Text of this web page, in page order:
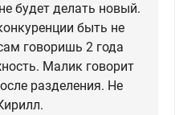
будет делать новый.
быть не
говоришь 2 года
Малик говорит
разделения. Не